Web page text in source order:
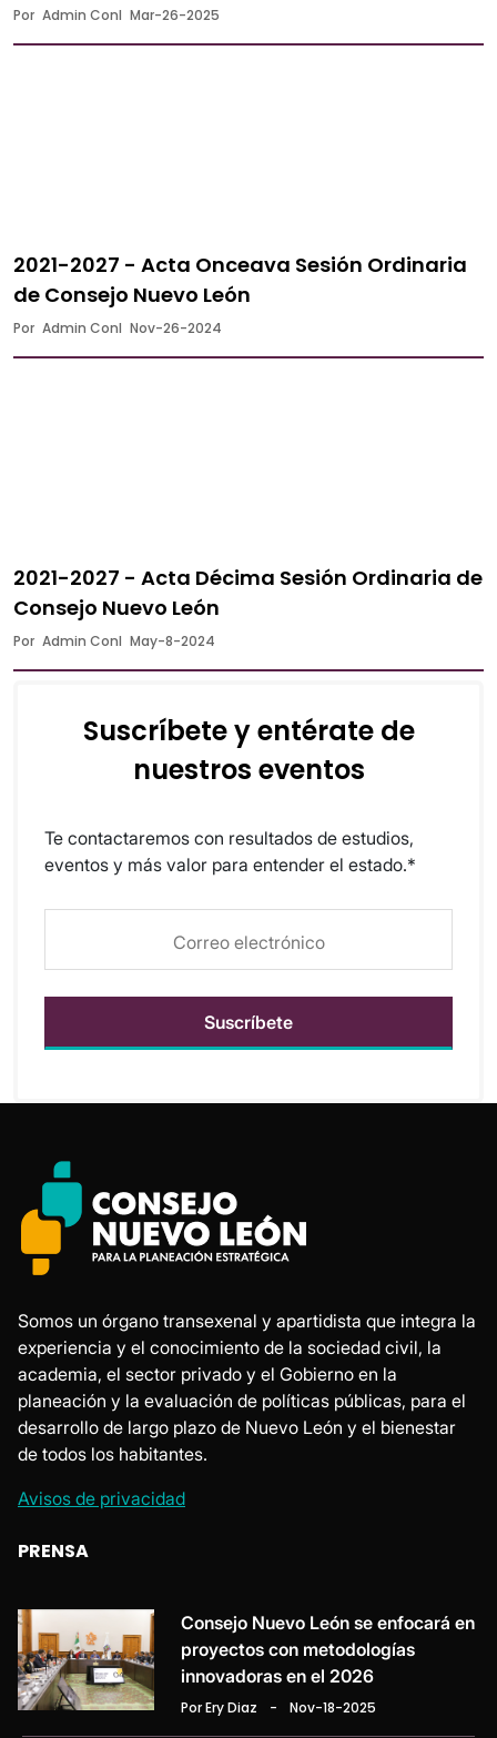
Por Admin Conl Mar-26-2025
2021-2027 - Acta Onceava Sesión Ordinaria
de Consejo Nuevo León
Por Admin Conl Nov-26-2024
2021-2027 - Acta Décima Sesión Ordinaria de
Consejo Nuevo León
Por Admin Conl May-8-2024
Suscríbete y entérate de
nuestros eventos
Te contactaremos con resultados de estudios,
eventos y más valor para entender el estado.*
Somos un órgano transexenal y apartidista que integra la
experiencia y el conocimiento de la sociedad civil, la
academia, el sector privado y el Gobierno en la
planeación y la evaluación de políticas públicas, para el
desarrollo de largo plazo de Nuevo León y el bienestar
de todos los habitantes.
Avisos de privacidad
PRENSA
Consejo Nuevo León se enfocará en
proyectos con metodologías
innovadoras en el 2026
Por Ery Diaz - Nov-18-2025